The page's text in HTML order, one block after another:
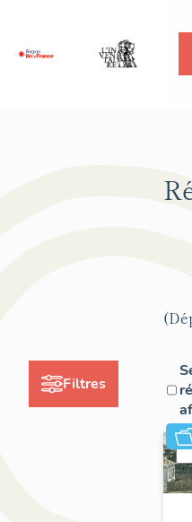
Filtres